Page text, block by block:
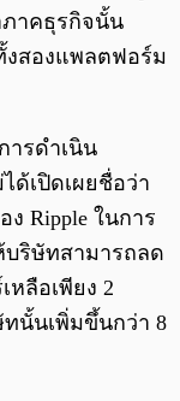
ภาคธุรกิจนั้น
งสองแพลตฟอร์ม
ารดำเนิน
ด้เปิดเผยชื่อว่า
Ripple ในการ
บริษัทสามารถลด
ลือเพียง 2
นั้นเพิ่มขึ้นกว่า 8